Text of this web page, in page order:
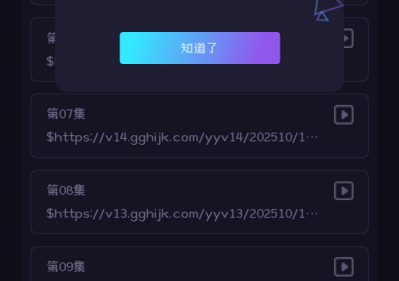
第06集
第07集
$https://v14.gghijk.com/yyv14/202510/14/sDnfFwXEp524/video/index.m3u8
第08集
$https://v13.gghijk.com/yyv13/202510/19/TDsJCtAaeD23/video/index.m3u8
第09集
知道了